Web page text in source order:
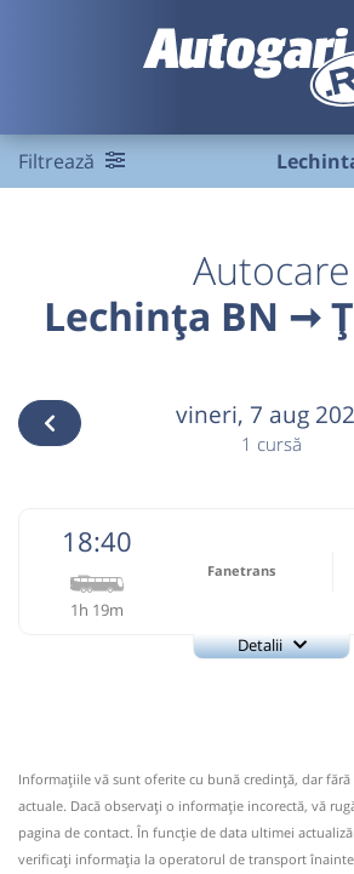
Filtrează
Autocare
Lechința BN ➞
vineri, 7 aug
1 cursă
18:40
1h 19m
Fanetrans
Detalii
Info: +4-0745-145.848;+4-0744-639.252
Nu a circulat?Semnalați aici (5
NOU!Pune poze din călătoria ta⤣
Informaţiile vă sunt oferite cu bună credinţă, dar fără
actuale. Dacă observați o informaţie incorectă, vă
pagina de contact. În funcție de data ultimei
verificaţi informaţia la operatorul de transport